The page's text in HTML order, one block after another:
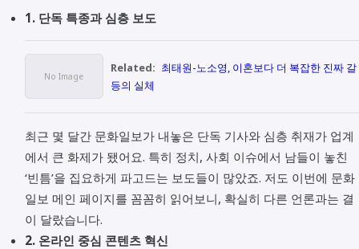
1. 단독 특종과 심층 보도
Related: 최태원-노소영, 이혼보다 더 복잡한 진짜 갈
등의 실체
최근 몇 달간 문화일보가 내놓은 단독 기사와 심층 취재가 업계
에서 큰 화제가 됐어요. 특히 정치, 사회 이슈에서 남들이 놓친
‘빈틈’을 집요하게 파고드는 보도들이 많았죠. 저도 이번에 문화
일보 메인 페이지를 꼼꼼히 읽어보니, 확실히 다른 언론과는 결
이 달랐습니다.
2. 온라인 중심 콘텐츠 혁신